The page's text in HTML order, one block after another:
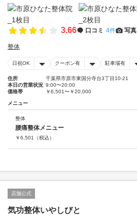
3.66 口コミ 4件 写真
整体
日祝OK クーポン有 駐車場有
住所
千葉県市原市東国分寺台3丁目10-21
本日の営業状況 9:00〜20:00
価格帯
￥6,501〜￥20,000
メニュー
整体
腰痛整体メニュー
￥6,501 （税込）
店舗公式
気功整体いやしびと